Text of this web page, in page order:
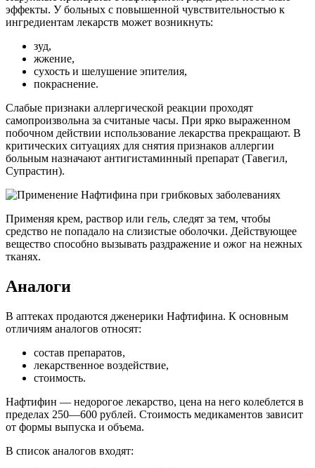
эффекты. У больных с повышенной чувствительностью к
ингредиентам лекарств может возникнуть:
зуд,
жжение,
сухость и шелушение эпителия,
покраснение.
Слабые признаки аллергической реакции проходят
самопроизвольна за считаные часы. При ярко выраженном
побочном действии использование лекарства прекращают. В
критических ситуациях для снятия признаков аллергии
больным назначают антигистаминный препарат (Тавегил,
Супрастин).
Применяя крем, раствор или гель, следят за тем, чтобы
средство не попадало на слизистые оболочки. Действующее
вещество способно вызывать раздражение и ожог на нежных
тканях.
Аналоги
В аптеках продаются дженерики Нафтифина. К основным
отличиям аналогов относят:
состав препаратов,
лекарственное воздействие,
стоимость.
Нафтифин — недорогое лекарство, цена на него колеблется в
пределах 250—600 рублей. Стоимость медикаментов зависит
от формы выпуска и объема.
В список аналогов входят: